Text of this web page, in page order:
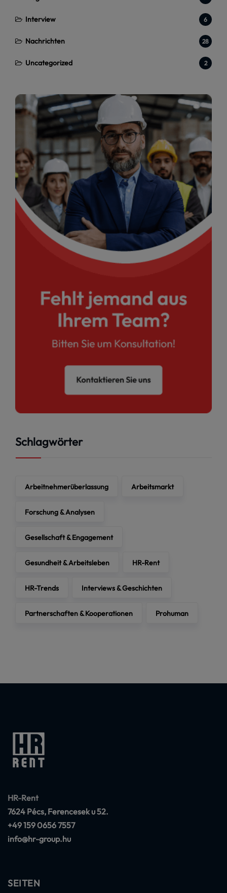
Interview 6
Nachrichten 28
Uncategorized 2
Schlagwörter
Arbeitnehmerüberlassung Arbeitsmarkt
Forschung & Analysen
Gesellschaft & Engagement
Gesundheit & Arbeitsleben HR-Rent
HR-Trends Interviews & Geschichten
Partnerschaften & Kooperationen Prohuman
HR-Rent
7624 Pécs, Ferencesek u 52.
+49 159 0656 7557
info@hr-group.hu
SEITEN